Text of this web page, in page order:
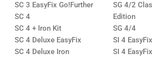
SC 3 EasyFix Go!Further
SC 4
SC 4 + Iron Kit
SC 4 Deluxe EasyFix
SC 4 Deluxe Iron
SG 4/2
Edition
SG 4/4
SI 4
SI 4